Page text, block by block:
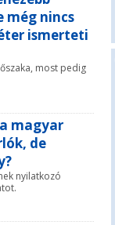
még nincs
ismerteti
most pedig
magyar
de
nyilatkozó